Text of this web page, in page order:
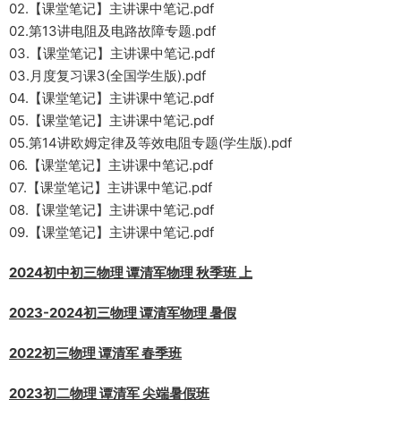
02.【课堂笔记】主讲课中笔记.pdf
02.第13讲电阻及电路故障专题.pdf
03.【课堂笔记】主讲课中笔记.pdf
03.月度复习课3(全国学生版).pdf
04.【课堂笔记】主讲课中笔记.pdf
05.【课堂笔记】主讲课中笔记.pdf
05.第14讲欧姆定律及等效电阻专题(学生版).pdf
06.【课堂笔记】主讲课中笔记.pdf
07.【课堂笔记】主讲课中笔记.pdf
08.【课堂笔记】主讲课中笔记.pdf
09.【课堂笔记】主讲课中笔记.pdf
2024初中初三物理 谭清军物理 秋季班 上
2023-2024初三物理 谭清军物理 暑假
2022初三物理 谭清军 春季班
2023初二物理 谭清军 尖端暑假班